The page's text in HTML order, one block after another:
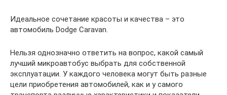
Идеальное сочетание красоты и качества – это
автомобиль Dodge Caravan.
Нельзя однозначно ответить на вопрос, какой самый
лучший микроавтобус выбрать для собственной
эксплуатации. У каждого человека могут быть разные
цели приобретения автомобилей, как и у самого